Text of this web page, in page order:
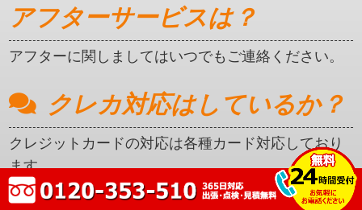
アフターサービスは？
アフターに関しましてはいつでもご連絡ください。
クレカ対応はしているか？
クレジットカードの対応は各種カード対応しており
ます。